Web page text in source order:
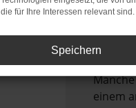
Prüfe
einem
die für Ihre Interessen relevant sind.
Speichern